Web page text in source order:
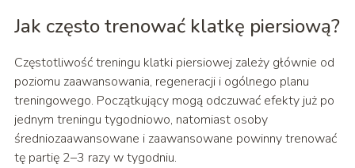
Jak często trenować klatkę piersiową?
Częstotliwość treningu klatki piersiowej zależy głównie od
poziomu zaawansowania, regeneracji i ogólnego planu
treningowego. Początkujący mogą odczuwać efekty już po
jednym treningu tygodniowo, natomiast osoby
średniozaawansowane i zaawansowane powinny trenować
tę partię 2–3 razy w tygodniu.